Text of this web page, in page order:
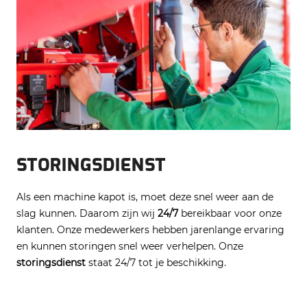
STORINGSDIENST
Als een machine kapot is, moet deze snel weer aan de
slag kunnen. Daarom zijn wij 24/7 bereikbaar voor onze
klanten. Onze medewerkers hebben jarenlange ervaring
en kunnen storingen snel weer verhelpen. Onze
storingsdienst staat 24/7 tot je beschikking.